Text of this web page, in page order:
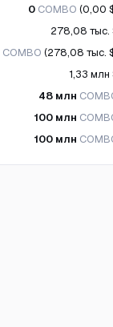
0 COMBO (0,00
278,08 тыс.
COMBO (278,08 тыс.
1,33 млн
48 млн
100 млн
100 млн